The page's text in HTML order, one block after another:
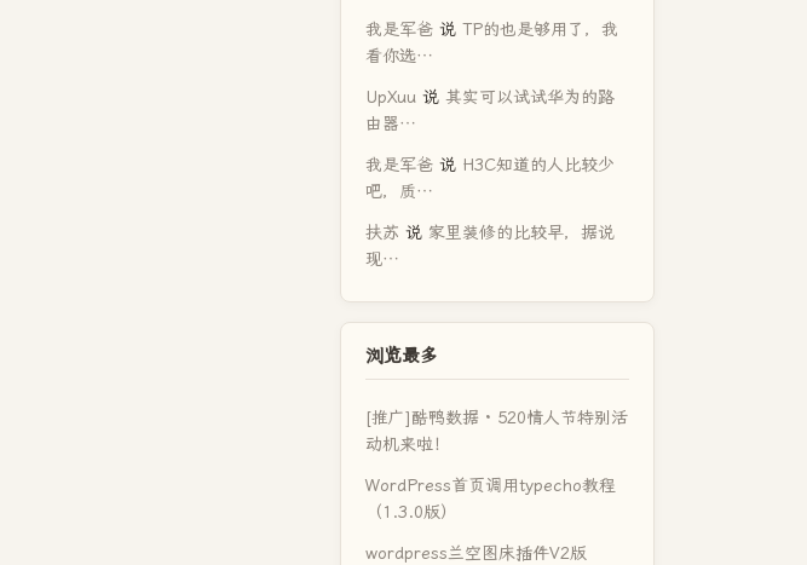
我是军爸 说 TP的也是够用了，我
看你选…
UpXuu 说 其实可以试试华为的路
由器…
我是军爸 说 H3C知道的人比较少
吧，质…
扶苏 说 家里装修的比较早，据说
现…
浏览最多
[推广]酷鸭数据 · 520情人节特别活
动机来啦！
WordPress首页调用typecho教程
（1.3.0版）
wordpress兰空图床插件V2版